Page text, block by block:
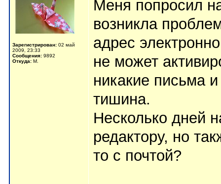
Зарегистрирован: 02 май
2009, 23:33
Сообщения: 9892
Откуда: М.
Меня попросил
возникла
адрес
не может
никакие письма
тишина.
Несколько дней
редактору, но
то с почтой?